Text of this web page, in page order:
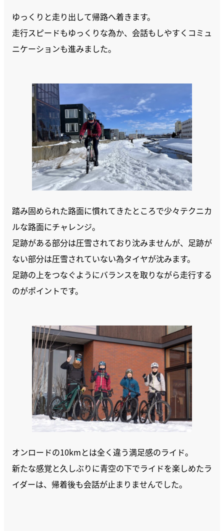
ゆっくりと走り出して帰路へ着きます。
走行スピードもゆっくりな為か、会話もしやすくコミュ
ニケーションも進みました。
踏み固められた路面に慣れてきたところで少々テクニカ
ルな路面にチャレンジ。
足跡がある部分は圧雪されており沈みませんが、足跡が
ない部分は圧雪されていない為タイヤが沈みます。
足跡の上をつなぐようにバランスを取りながら走行する
のがポイントです。
オンロードの10kmとは全く違う満足感のライド。
新たな感覚と久しぶりに青空の下でライドを楽しめたラ
イダーは、帰着後も会話が止まりませんでした。